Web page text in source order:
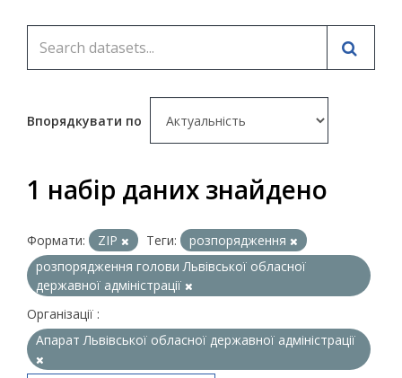
Впорядкувати по
1 набір даних знайдено
Формати: ZIP Теги:
розпорядження
розпорядження голови Львівської обласної
державної адміністрації
Організації :
Апарат Львівської обласної державної адміністрації